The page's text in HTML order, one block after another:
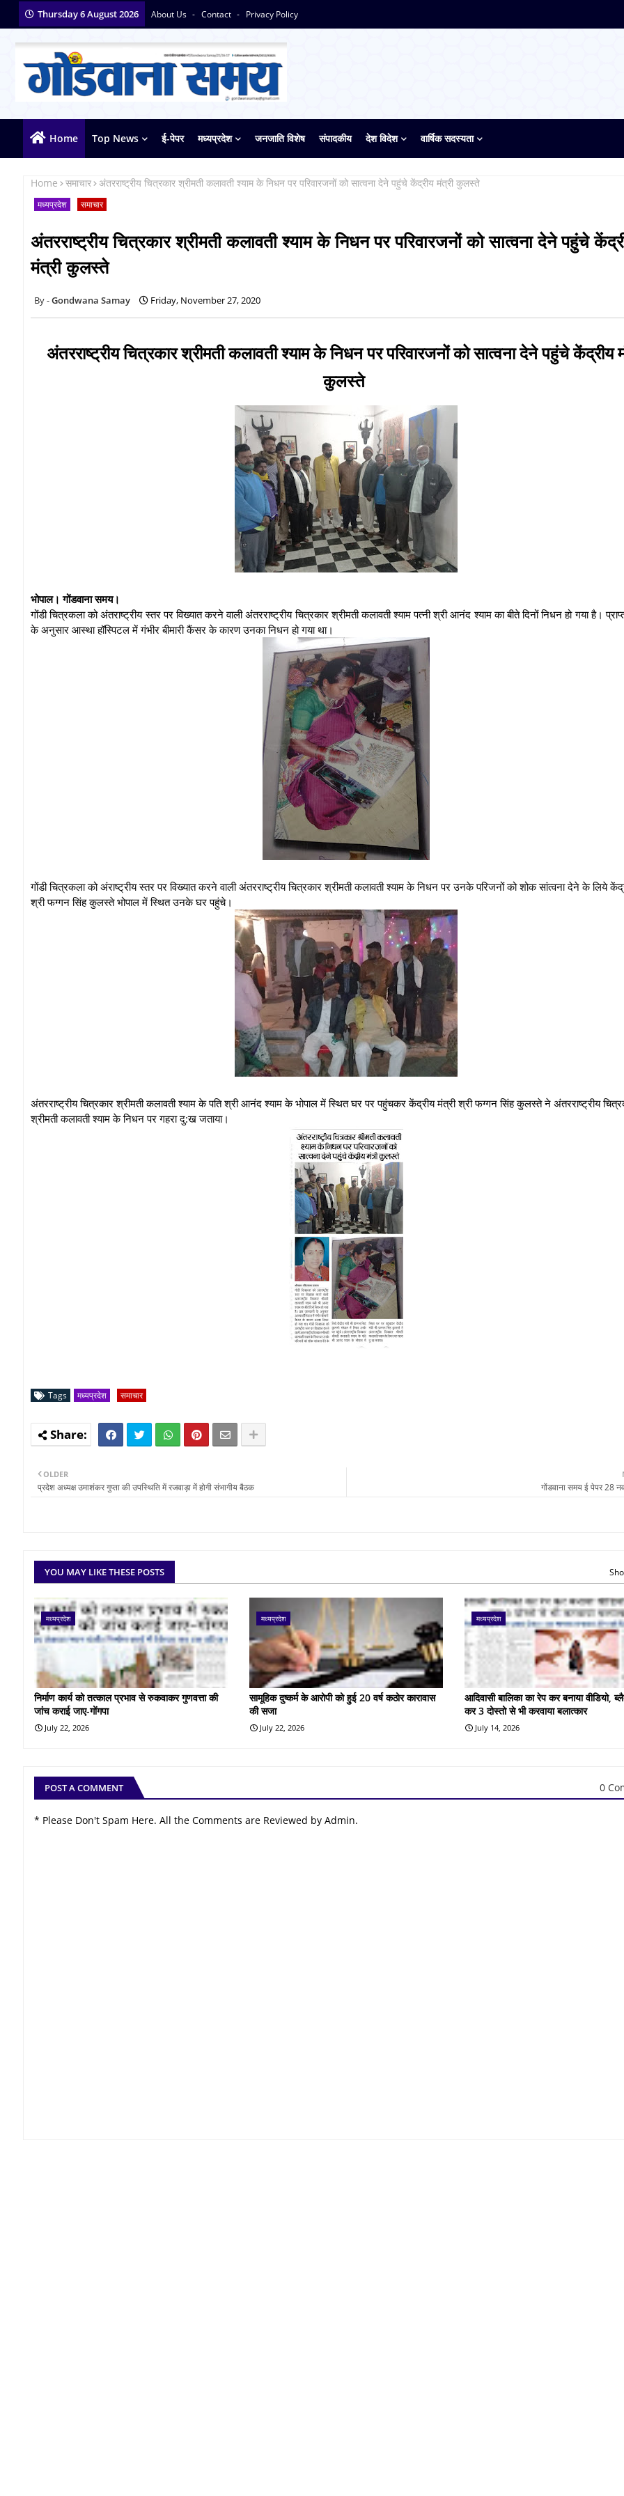
Thursday 6 August 2026 About Us Contact Privacy Policy
Home Top News ई-पेपर मध्यप्रदेश जनजाति विशेष संपादकीय देश विदेश वार्षिक सदस्यता
Home समाचार अंतरराष्ट्रीय चित्रकार श्रीमती कलावती श्याम के निधन पर परिवारजनों को सात्वना देने पहुंचे केंद्रीय मंत्री कुलस्ते
मध्यप्रदेश समाचार
अंतरराष्ट्रीय चित्रकार श्रीमती कलावती श्याम के निधन पर परिवारजनों को सात्वना देने पहुंचे
मंत्री कुलस्ते
Gondwana Samay Friday, November 27, 2020
अंतरराष्ट्रीय चित्रकार श्रीमती कलावती श्याम के निधन पर परिवारजनों को सात्वना देने पहुंचे केंद्रीय
कुलस्ते
भोपाल। गोंडवाना समय।
गोंडी चित्रकला को अंतराष्ट्रीय स्तर पर विख्यात करने वाली अंतरराष्ट्रीय चित्रकार श्रीमती कलावती श्याम पत्नी श्री आनंद श्याम का बीते दिनों निधन हो गया है।
के अनुसार आस्था हॉस्पिटल में गंभीर बीमारी कैंसर के कारण उनका निधन हो गया था।
गोंडी चित्रकला को अंराष्ट्रीय स्तर पर विख्यात करने वाली अंतरराष्ट्रीय चित्रकार श्रीमती कलावती श्याम के निधन पर उनके परिजनों को शोक सांत्वना देने के लिये
श्री फग्गन सिंह कुलस्ते भोपाल में स्थित उनके घर पहुंचे।
अंतरराष्ट्रीय चित्रकार श्रीमती कलावती श्याम के पति श्री आनंद श्याम के भोपाल में स्थित घर पर पहुंचकर केंद्रीय मंत्री श्री फग्गन सिंह कुलस्ते ने अंतरराष्ट्रीय
श्रीमती कलावती श्याम के निधन पर गहरा दु:ख जताया।
Tags मध्यप्रदेश समाचार
गोंडवाना समय ई पेपर 28
OLDER
प्रदेश अध्यक्ष उमाशंकर गुप्ता की उपस्थिति में रजवाड़ा में होगी संभागीय बैठक
YOU MAY LIKE THESE POSTS
मध्यप्रदेश
निर्माण कार्य को तत्काल प्रभाव से रुकवाकर गुणवत्ता की
जांच कराई जाए-गोंगपा
July 22, 2026
मध्यप्रदेश
सामूहिक दुष्कर्म के आरोपी को हुई 20 वर्ष कठोर कारावास
की सजा
July 22, 2026
मध्यप्रदेश
आदिवासी बालिका का रेप कर बनाया वीडियो,
कर 3 दोस्तो से भी करवाया बलात्कार
July 14, 2026
POST A COMMENT 0
* Please Don't Spam Here. All the Comments are Reviewed by Admin.